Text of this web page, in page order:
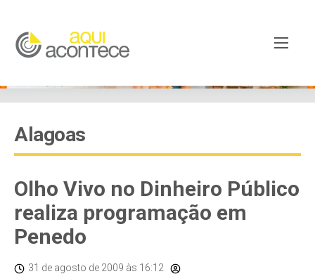
Alagoas
Olho Vivo no Dinheiro Público
realiza programação em
Penedo
31 de agosto de 2009 às 16:12